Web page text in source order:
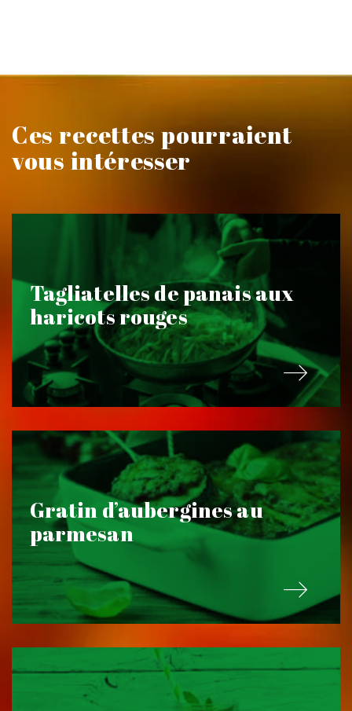
Ces recettes pourraient
vous intéresser
Tagliatelles de panais aux
haricots rouges
Gratin d’aubergines au
parmesan